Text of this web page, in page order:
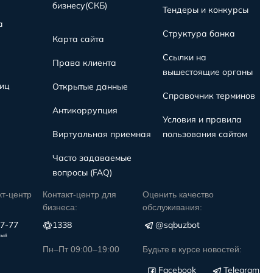
бизнесу(СКБ)
Карта сайта
Права клиента
Открытые данные
Антикоррупция
Виртуальная приемная
Часто задаваемые
вопросы (FAQ)
Тендеры и конкурсы
Структура банка
Ссылки на
вышестоящие органы
Справочник терминов
Условия и правила
пользования сайтом
центр
77
Контакт-центр для
бизнеса:
1338
Пн–Пт 09:00–19:00
Оценить качество
обслуживания:
@sqbuzbot
Будьте в курсе новостей:
Facebook Telegram